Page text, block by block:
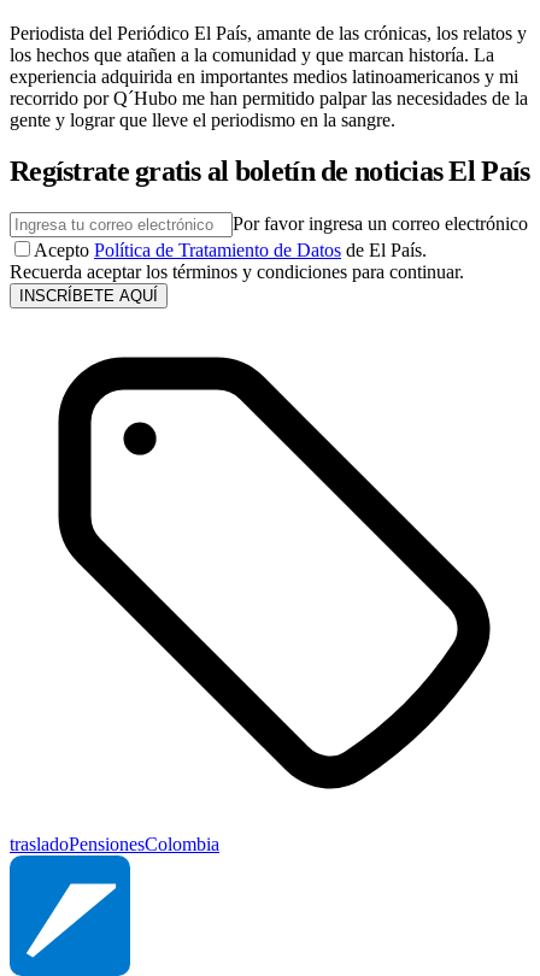
Periodista del Periódico El País, amante de las crónicas, los relatos y
los hechos que atañen a la comunidad y que marcan historía. La
experiencia adquirida en importantes medios latinoamericanos y mi
recorrido por Q´Hubo me han permitido palpar las necesidades de la
gente y lograr que lleve el periodismo en la sangre.
Regístrate gratis al boletín de noticias El País
Por favor ingresa un correo electrónico
Acepto Política de Tratamiento de Datos de El País.
Recuerda aceptar los términos y condiciones para continuar.
INSCRÍBETE AQUÍ
trasladoPensionesColombia